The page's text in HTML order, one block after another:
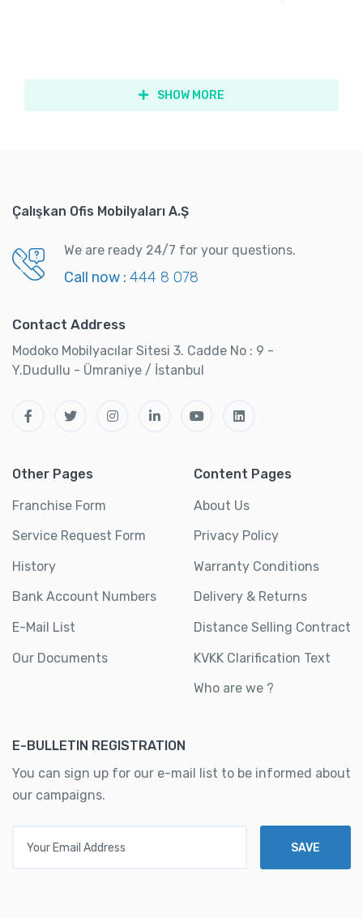
SHOW MORE
Çalışkan Ofis Mobilyaları A.Ş
We are ready 24/7 for your questions.
Call now : 444 8 078
Contact Address
Modoko Mobilyacılar Sitesi 3. Cadde No : 9 -
Y.Dudullu - Ümraniye / İstanbul
Other Pages
Franchise Form
Service Request Form
History
Bank Account Numbers
E-Mail List
Our Documents
Content Pages
About Us
Privacy Policy
Warranty Conditions
Delivery & Returns
Distance Selling Contract
KVKK Clarification Text
Who are we ?
E-BULLETIN REGISTRATION
You can sign up for our e-mail list to be informed about
our campaigns.
SAVE